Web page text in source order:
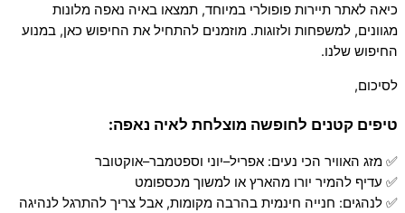
כיאה לאתר תיירות פופולרי במיוחד, תמצאו באיה נאפה מלונות
מגוונים, למשפחות ולזוגות. מוזמנים להתחיל את החיפוש כאן, במנוע
החיפוש שלנו.
לסיכום,
טיפים קטנים לחופשה מוצלחת לאיה נאפה:
✅ מזג האוויר הכי נעים: אפריל–יוני וספטמבר–אוקטובר
✅ עדיף להמיר יורו מהארץ או למשוך מכספומט
✅ לנהגים: חנייה חינמית בהרבה מקומות, אבל צריך להתרגל לנהיגה